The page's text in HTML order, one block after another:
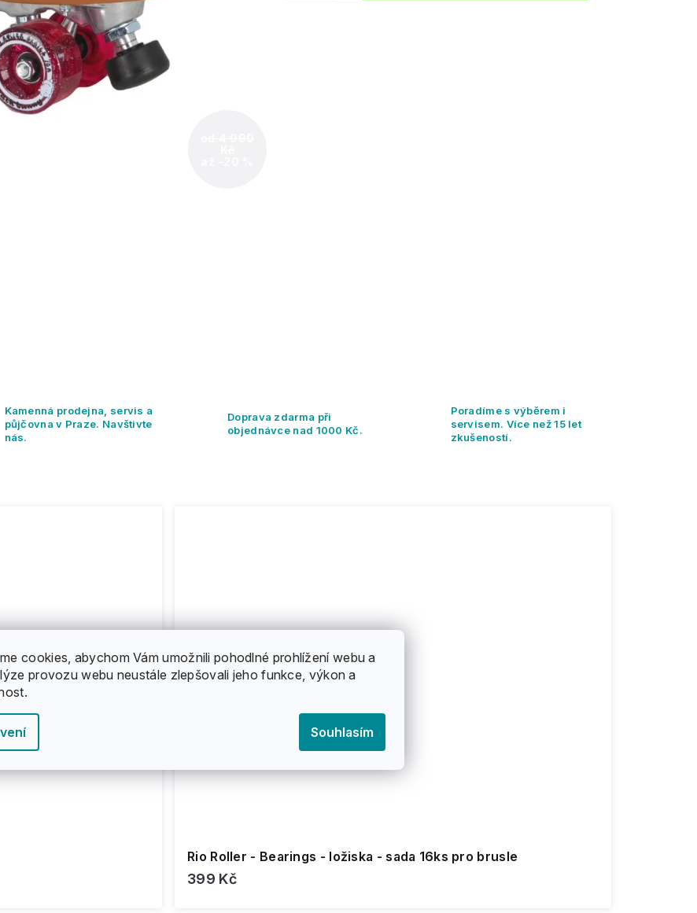
cookies, abychom Vám umožnili pohodlné prohlížení webu a
provozu webu neustále zlepšovali jeho funkce, výkon a
Souhlasím
Kamenná prodejna, servis a
půjčovna v Praze. Navštivte
nás.
Doprava zdarma při
objednávce nad 1000 Kč.
Poradíme s výběrem i
servisem. Více než 15 let
zkušeností.
Rio Roller - Bearings - ložiska - sada 16ks pro brusle
399 Kč